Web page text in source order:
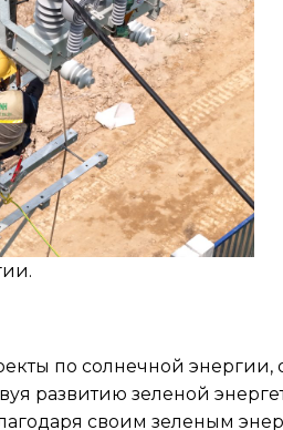
по солнечной
развитию зеленой
своим зеленым